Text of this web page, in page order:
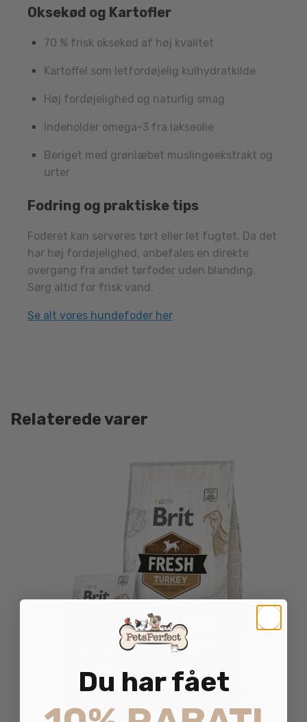
Oksekød og Kartofler
70 % frisk oksekød af høj kvalitet
Kartoffel som letfordøjelig kulhydratkilde
Høj fordøjelighed og naturlig smag
Indeholder omega-3 fra lakseolie
Beriget med grønlæbet muslingeekstrakt og
urter
Fodring og praktiske tips
Foderet kan serveres tørt eller let fugtet. Da det
har høj fordøjelighed, anbefales en direkte
overgang fra andet tørfoder uden blanding.
Sørg altid for frisk vand.
Se alt vores hundefoder her
Relaterede varer
Du har fået